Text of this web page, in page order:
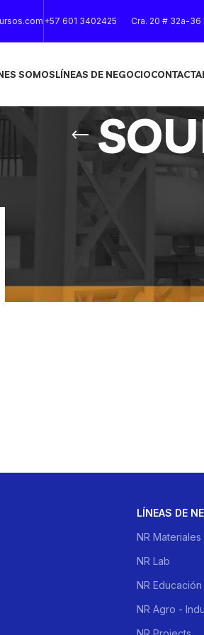
+57 601 3402425 Cra. 20 # 32a-
SOMOSLÍNEAS DE NEGOCIO
LÍNEAS DE
NR Materiales
NR Lab
NR Educación
NR Agro -